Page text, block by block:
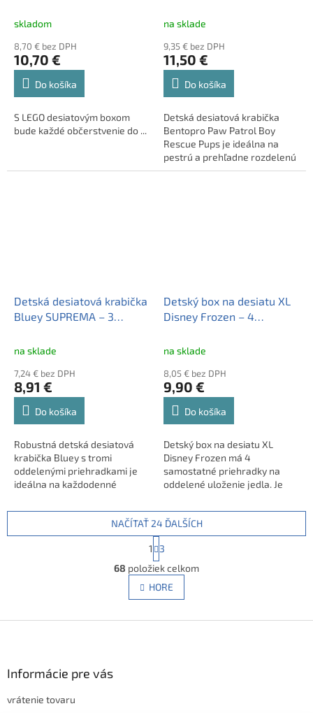
skladom
8,70 € bez DPH
10,70 €
Do košíka
S LEGO desiatovým boxom
bude každé občerstvenie do ...
na sklade
9,35 € bez DPH
11,50 €
Do košíka
Detská desiatová krabička
Bentopro Paw Patrol Boy
Rescue Pups je ideálna na
pestrú a prehľadne rozdelenú
desiatu. Štyri priehradky
Detská desiatová krabička
Bluey SUPREMA – 3
50637
na sklade
7,24 € bez DPH
8,91 €
Do košíka
Robustná detská desiatová
krabička Bluey s tromi
oddelenými priehradkami je
ideálna na každodenné
rozdelenie umožňuje
prehľadne oddeliť rôzne druhy
jedla. Oficiálne licencovaný
Detský box na desiatu XL
Disney Frozen – 4
obedár bez BPA, 81099
na sklade
8,05 € bez DPH
9,90 €
Do košíka
Detský box na desiatu XL
Disney Frozen má 4
samostatné priehradky na
oddelené uloženie jedla. Je
bez BPA a má bezpečnostné
uzatváranie. Ideálny do školy,
na výlety alebo každodenné
používanie.
O
v
l
á
NAČÍTAŤ 24 ĎALŠÍCH
S
t
r
á
n
k
v
1
3
68 položiek celkom
HORE
Informácie pre vás
vrátenie tovaru